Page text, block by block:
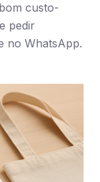
custo-
pedir
no WhatsApp.